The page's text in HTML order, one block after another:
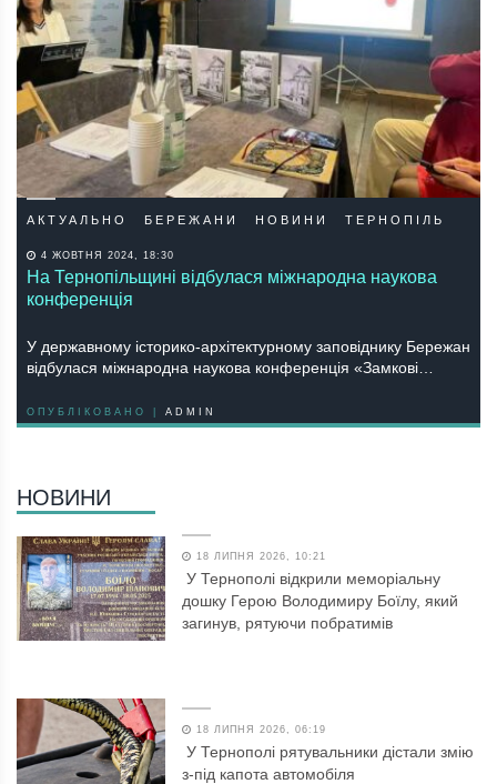
АКТУАЛЬНО БЕРЕЖАНИ НОВИНИ ТЕРНОПІЛЬ
4 ЖОВТНЯ 2024, 18:30
На Тернопільщині відбулася міжнародна наукова
конференція
У державному історико-архітектурному заповіднику Бережан
відбулася міжнародна наукова конференція «Замкові…
ОПУБЛІКОВАНО | ADMIN
НОВИНИ
18 ЛИПНЯ 2026, 10:21
У Тернополі відкрили меморіальну
дошку Герою Володимиру Боїлу, який
загинув, рятуючи побратимів
18 ЛИПНЯ 2026, 06:19
У Тернополі рятувальники дістали змію
з-під капота автомобіля